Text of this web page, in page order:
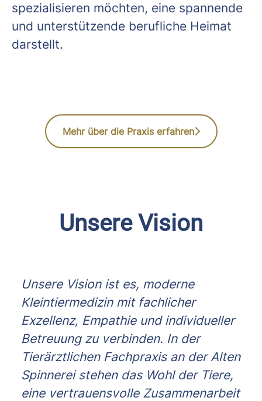
spezialisieren möchten, eine spannende
und unterstützende berufliche Heimat
darstellt.
Mehr über die Praxis erfahren
Unsere Vision
Unsere Vision ist es, moderne
Kleintiermedizin mit fachlicher
Exzellenz, Empathie und individueller
Betreuung zu verbinden. In der
Tierärztlichen Fachpraxis an der Alten
Spinnerei stehen das Wohl der Tiere,
eine vertrauensvolle Zusammenarbeit